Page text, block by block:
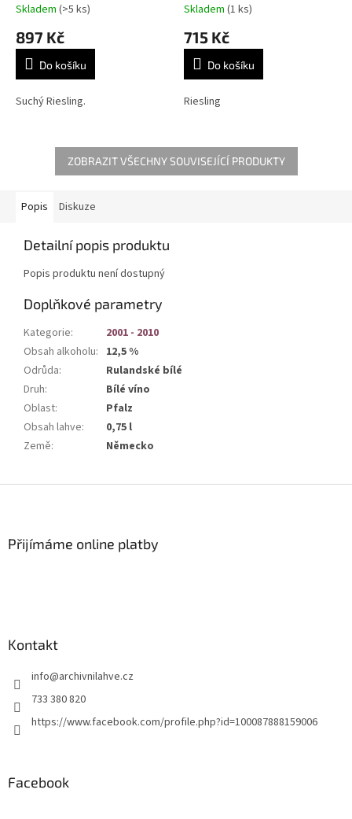
Skladem (>5 ks)
897 Kč
Do košíku
Suchý Riesling.
Skladem (1 ks)
715 Kč
Do košíku
Riesling
ZOBRAZIT VŠECHNY SOUVISEJÍCÍ PRODUKTY
Popis Diskuze
Detailní popis produktu
Popis produktu není dostupný
Doplňkové parametry
Kategorie:
2001 - 2010
Obsah alkoholu: 12,5 %
Odrůda:
Rulandské bílé
Druh:
Bílé víno
Oblast:
Pfalz
Obsah lahve:
0,75 l
Země: Německo
Přijímáme online platby
Kontakt
info@archivnilahve.cz
733 380 820
https://www.facebook.com/profile.php?id=100087888159006
Facebook